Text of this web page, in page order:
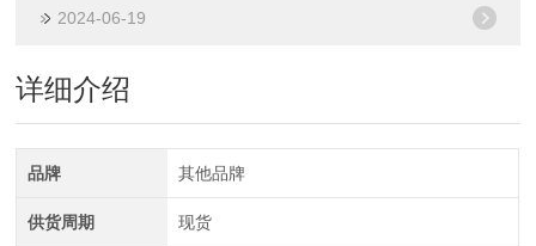
2024-06-19
详细介绍
品牌 其他品牌
供货周期 现货